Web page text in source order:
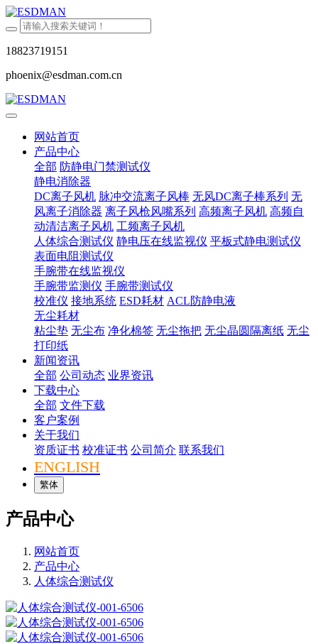
18823719151
phoenix@esdman.com.cn
网站首页
产品中心
全部 防静电门禁测试仪
静电消除器
DC离子风机 脉冲交流离子风棒 无风DC离子棒系列 无
风离子消除器 离子风枪风嘴系列 高频离子风机 高频自
动清洁离子风机 工频离子风机
人体综合测试仪 静电压在线监视仪 平板式静电测试仪
表面电阻测试仪
手腕带在线监视仪
手腕带监测仪 手腕带测试仪
校准仪 接地系统 ESD耗材 ACL防静电液
无尘耗材
粘尘垫 无尘布 净化棉签 无尘拖把 无尘晶圆隔离纸 无尘
打印纸
新闻资讯
全部 公司动态 业界资讯
下载中心
全部 文件下载
客户案例
关于我们
资质证书 校准证书 公司简介 联系我们
ENGLISH
繁体
产品中心
网站首页
产品中心
人体综合测试仪